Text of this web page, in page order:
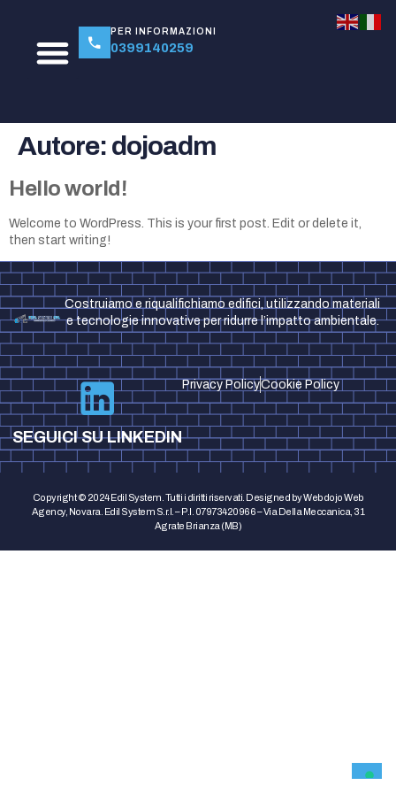
PER INFORMAZIONI
0399140259
Autore: dojoadm
Hello world!
Welcome to WordPress. This is your first post. Edit or delete it,
then start writing!
Costruiamo e riqualifichiamo edifici, utilizzando materiali
e tecnologie innovative per ridurre l’impatto ambientale.
SEGUICI SU LINKEDIN
Privacy PolicyCookie Policy
Copyright © 2024 Edil System. Tutti i diritti riservati. Designed by Webdojo Web
Agency, Novara. Edil System S.r.l. – P.I. 07973420966 – Via Della Meccanica, 31
Agrate Brianza (MB)